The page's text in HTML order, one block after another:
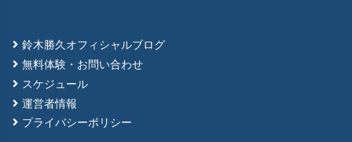
鈴木勝久オフィシャルブログ
無料体験・お問い合わせ
スケジュール
運営者情報
プライバシーポリシー